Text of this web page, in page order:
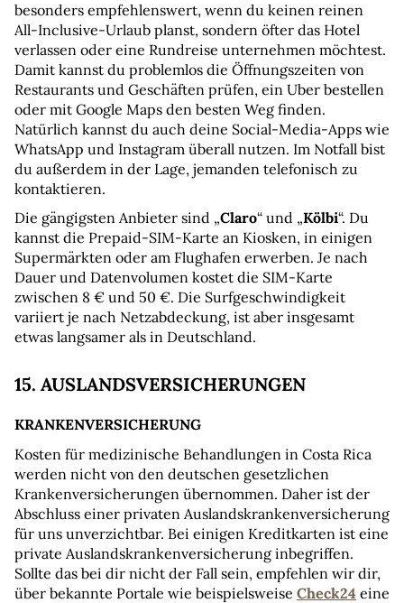
besonders empfehlenswert, wenn du keinen reinen
All-Inclusive-Urlaub planst, sondern öfter das Hotel
verlassen oder eine Rundreise unternehmen möchtest.
Damit kannst du problemlos die Öffnungszeiten von
Restaurants und Geschäften prüfen, ein Uber bestellen
oder mit Google Maps den besten Weg finden.
Natürlich kannst du auch deine Social-Media-Apps wie
WhatsApp und Instagram überall nutzen. Im Notfall bist
du außerdem in der Lage, jemanden telefonisch zu
kontaktieren.
Die gängigsten Anbieter sind „Claro“ und „Kölbi“. Du
kannst die Prepaid-SIM-Karte an Kiosken, in einigen
Supermärkten oder am Flughafen erwerben. Je nach
Dauer und Datenvolumen kostet die SIM-Karte
zwischen 8 € und 50 €. Die Surfgeschwindigkeit
variiert je nach Netzabdeckung, ist aber insgesamt
etwas langsamer als in Deutschland.
15. AUSLANDSVERSICHERUNGEN
KRANKENVERSICHERUNG
Kosten für medizinische Behandlungen in Costa Rica
werden nicht von den deutschen gesetzlichen
Krankenversicherungen übernommen. Daher ist der
Abschluss einer privaten Auslandskrankenversicherung
für uns unverzichtbar. Bei einigen Kreditkarten ist eine
private Auslandskrankenversicherung inbegriffen.
Sollte das bei dir nicht der Fall sein, empfehlen wir dir,
über bekannte Portale wie beispielsweise Check24 eine